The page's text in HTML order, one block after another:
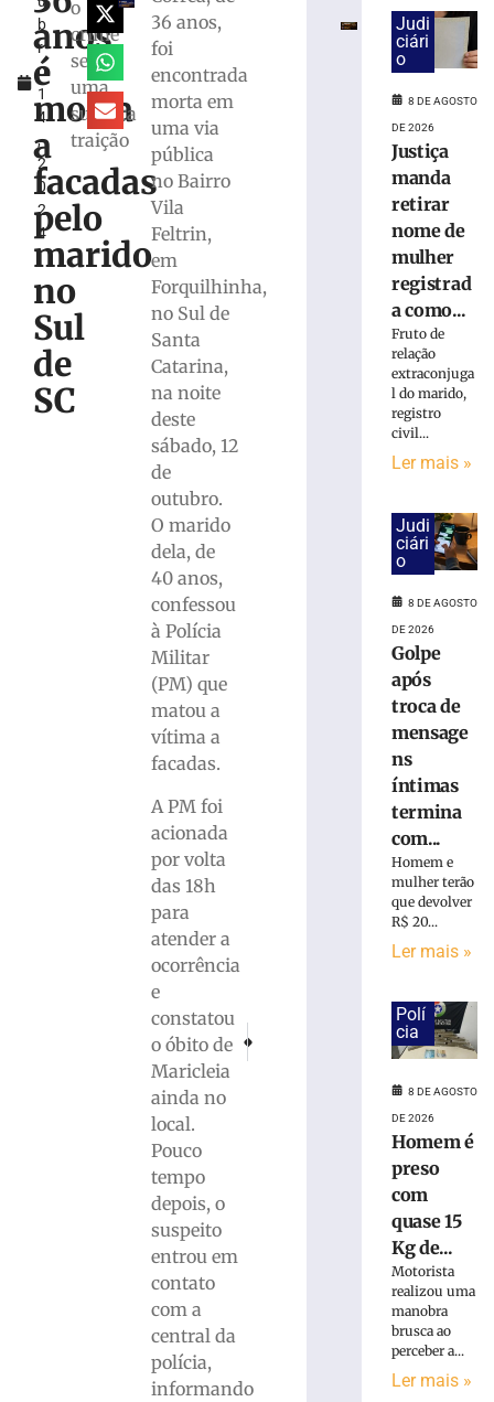
b
r
o
1
4
,
2
0
2
4
anos
é
morta
a
facadas
pelo
marido
no
Sul
de
SC
o
crime
seria
uma
suposta
traição
36 anos,
foi
encontrada
morta em
uma via
pública
no Bairro
Vila
Feltrin,
em
Forquilhinha,
no Sul de
Santa
Catarina,
na noite
deste
sábado, 12
de
outubro.
O marido
dela, de
40 anos,
confessou
à Polícia
Militar
(PM) que
matou a
vítima a
facadas.
A PM foi
acionada
por volta
das 18h
para
atender a
ocorrência
e
constatou
o óbito de
Maricleia
ainda no
local.
Pouco
tempo
depois, o
suspeito
entrou em
contato
com a
central da
polícia,
informando
Idoso desaparecido é encontrado
Após roubar celular, homem é agredido até
exige
transferências
bancárias
apresentar
problemas
Homem
tropeça
calçada,
atropelado
Bento
maconha
Blumenau
Judi
ciári
o
8 DE AGOSTO
DE 2026
Justiça
manda
retirar
nome de
mulher
registrad
a como...
Fruto de
relação
extraconjuga
l do marido,
registro
civil...
Ler mais »
Judi
ciári
o
8 DE AGOSTO
DE 2026
Golpe
após
troca de
mensage
ns
íntimas
termina
com...
Homem e
mulher terão
que devolver
R$ 20...
Ler mais »
Polí
cia
8 DE AGOSTO
DE 2026
Homem é
preso
com
quase 15
Kg de...
Motorista
realizou uma
manobra
brusca ao
perceber a...
Ler mais »